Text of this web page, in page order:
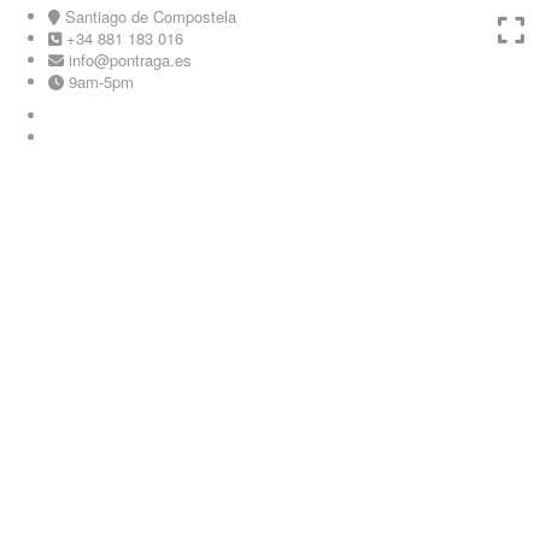
Skip
content
Santiago de Compostela
+34 881 183 016
info@pontraga.es
9am-5pm